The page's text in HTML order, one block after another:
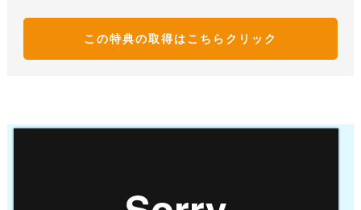
この特典の取得はこち らクリック